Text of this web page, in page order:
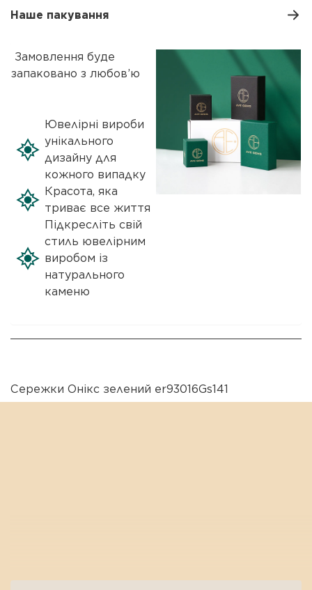
Наше пакування
Замовлення буде
запаковано з любов’ю
Ювелірні вироби
унікального
дизайну для
кожного випадку
Красота, яка
триває все життя
Підкресліть свій
стиль ювелірним
виробом із
натурального
каменю
Сережки Онікс зелений er93016Gs141